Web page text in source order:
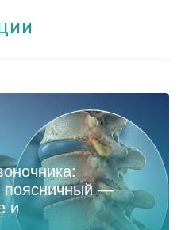
поясничный —
и